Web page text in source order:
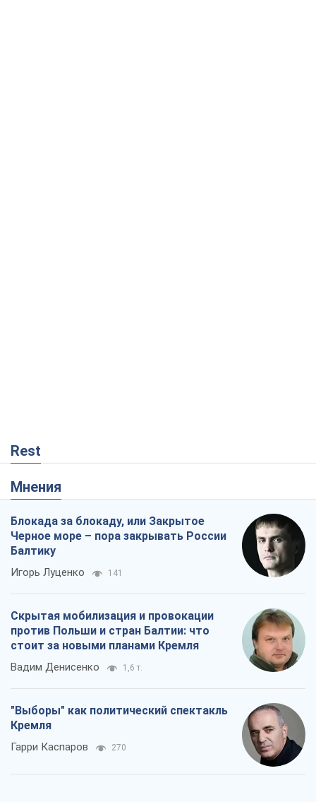
Rest
Мнения
Блокада за блокаду, или Закрытое
Черное море – пора закрывать России
Балтику
Игорь Луценко 141
Скрытая мобилизация и провокации
против Польши и стран Балтии: что
стоит за новыми планами Кремля
Вадим Денисенко 1,6 т.
"Выборы" как политический спектакль
Кремля
Гарри Каспаров 270